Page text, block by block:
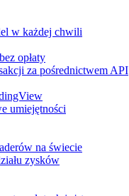
w każdej chwili
opłaty
za pośrednictwem API
umiejętności
na świecie
zysków